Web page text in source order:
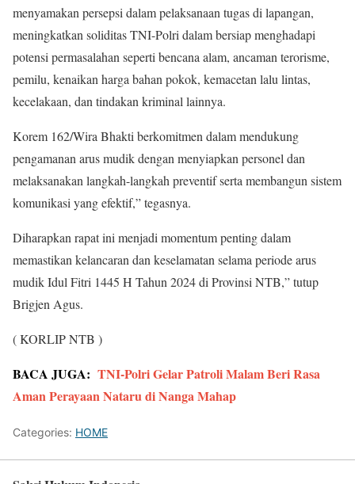
menyamakan persepsi dalam pelaksanaan tugas di lapangan,
meningkatkan soliditas TNI-Polri dalam bersiap menghadapi
potensi permasalahan seperti bencana alam, ancaman terorisme,
pemilu, kenaikan harga bahan pokok, kemacetan lalu lintas,
kecelakaan, dan tindakan kriminal lainnya.
Korem 162/Wira Bhakti berkomitmen dalam mendukung
pengamanan arus mudik dengan menyiapkan personel dan
melaksanakan langkah-langkah preventif serta membangun sistem
komunikasi yang efektif,” tegasnya.
Diharapkan rapat ini menjadi momentum penting dalam
memastikan kelancaran dan keselamatan selama periode arus
mudik Idul Fitri 1445 H Tahun 2024 di Provinsi NTB,” tutup
Brigjen Agus.
( KORLIP NTB )
BACA JUGA: TNI-Polri Gelar Patroli Malam Beri Rasa
Aman Perayaan Nataru di Nanga Mahap
Categories: HOME